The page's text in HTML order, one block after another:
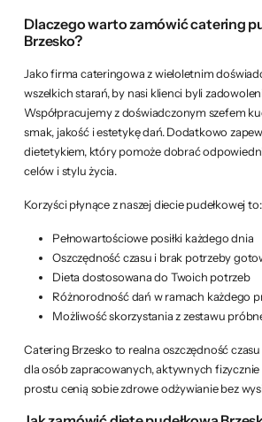
Dlaczego warto zamówić catering
Brzesko?
Jako firma cateringowa z wieloletnim
wszelkich starań, by nasi klienci byli
Współpracujemy z doświadczonym szefem
smak, jakość i estetykę dań. Dodatkowo
dietetykiem, który pomoże dobrać
celów i stylu życia.
Korzyści płynące z naszej diecie pudełkowej to:
Pełnowartościowe posiłki każdego dnia
Oszczędność czasu i brak potrzeby
Dieta dostosowana do Twoich potrzeb
Różnorodność dań w ramach każdego
Możliwość skorzystania z zestawu
Catering Brzesko to realna oszczędność
dla osób zapracowanych, aktywnych
prostu cenią sobie zdrowe odżywianie bez